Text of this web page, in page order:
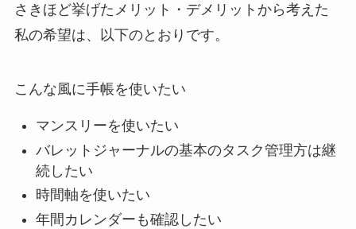
さきほど挙げたメリット・デメリットから考えた
私の希望は、以下のとおりです。
こんな風に手帳を使いたい
マンスリーを使いたい
バレットジャーナルの基本のタスク管理方は継
続したい
時間軸を使いたい
年間カレンダーも確認したい